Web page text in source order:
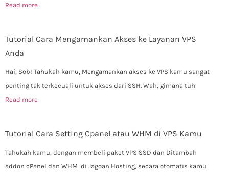
Read more
Tutorial Cara Mengamankan Akses ke Layanan VPS
Anda
Hai, Sob! Tahukah kamu, Mengamankan akses ke VPS kamu sangat
penting tak terkecuali untuk akses dari SSH. Wah, gimana tuh
Read more
Tutorial Cara Setting Cpanel atau WHM di VPS Kamu
Tahukah kamu, dengan membeli paket VPS SSD dan Ditambah
addon cPanel dan WHM di Jagoan Hosting, secara otomatis kamu